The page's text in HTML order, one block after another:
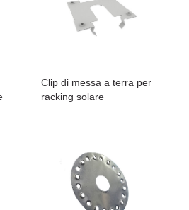
Clip di messa a terra per
racking solare